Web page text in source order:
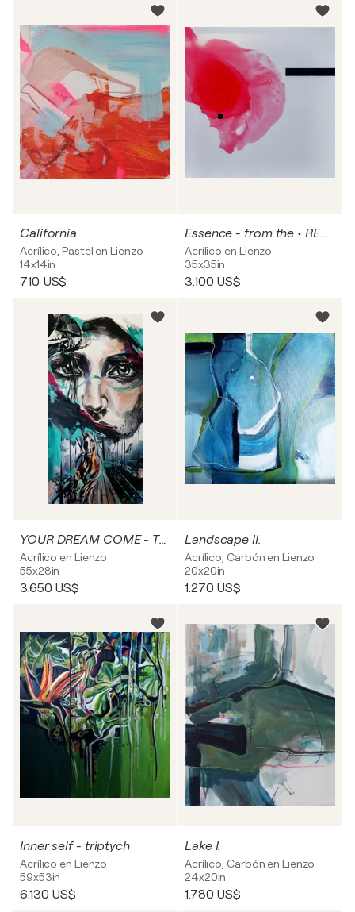
California
Acrílico, Pastel en Lienzo
14x14in
710 US$
Essence - from the • RED • series
Acrílico en Lienzo
35x35in
3.100 US$
YOUR DREAM COME - TRUE
Acrílico en Lienzo
55x28in
3.650 US$
Landscape II.
Acrílico, Carbón en Lienzo
20x20in
1.270 US$
Inner self - triptych
Acrílico en Lienzo
59x53in
6.130 US$
Lake I.
Acrílico, Carbón en Lienzo
24x20in
1.780 US$